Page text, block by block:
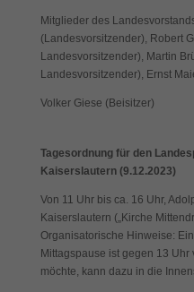
Mitglieder des
(Landesvorsitzender), Robert
Landesvorsitzender), Martin
Landesvorsitzender), Ernst
Volker Giese (Beisitzer)
Tagesordnung für den
Kaiserslautern (9.12.2023)
Von 11 Uhr bis ca. 16 Uhr,
Kaiserslautern („Kirche
Organisatorische Hinweise:
Mittagspause ist gegen 13
möchte, kann dazu in die
Cookies auswählen.
Alle akzeptieren
Datenschutzeinstellungen
Essenzielle Cookies ermöglichen
die einwandfreie Funktion der
Externe Medien (7)
Inhalte von Videoplattformen und
standardmäßig blockiert. Wenn